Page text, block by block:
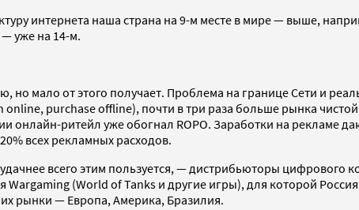
интернета наша страна на 9-м месте в мире — выше,
уже на 14-м.
но мало от этого получает. Проблема на границе Сети и
purchase offline), почти в три раза больше рынка
онлайн-ритейл уже обогнал ROPO. Заработки на рекламе
всех рекламных расходов.
всего этим пользуется, — дистрибьюторы цифрового
Wargaming (World of Tanks и другие игры), для которой
рынки — Европа, Америка, Бразилия.